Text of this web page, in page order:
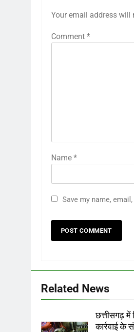
Your email address will
Comment *
Name *
Save my name,
Related News
छत्तीसगढ़ में
कार्रवाई के